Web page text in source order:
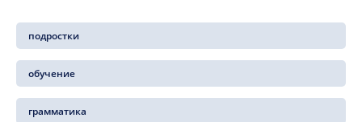
подростки
обучение
грамматика